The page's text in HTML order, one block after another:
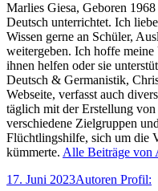
Marlies Giesa, Geboren
Deutsch unterrichtet. Ich
Wissen gerne an Schüler,
weitergeben. Ich hoffe
ihnen helfen oder sie
Deutsch & Germanistik,
Webseite, verfasst auch
täglich mit der Erstellung
verschiedene Zielgruppen
Flüchtlingshilfe, sich um die
kümmerte. Alle Beiträge von
Veröffentlicht
17. Juni 2023Autor
Autoren Profil: